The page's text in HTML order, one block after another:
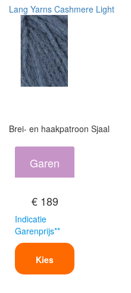
Lang Yarns Cashmere Light
Brei- en haakpatroon Sjaal
Garen
€ 189
Indicatie
Garenprijs**
Kies